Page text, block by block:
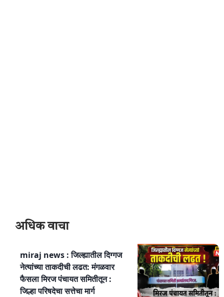
अधिक वाचा
miraj news : जिल्ह्यातील दिग्गज
नेत्यांच्या ताकदीची लढत: मंगळवार
फैसला मिरज पंचायत समितीतून :
जिल्हा परिषदेचा सत्तेचा मार्ग